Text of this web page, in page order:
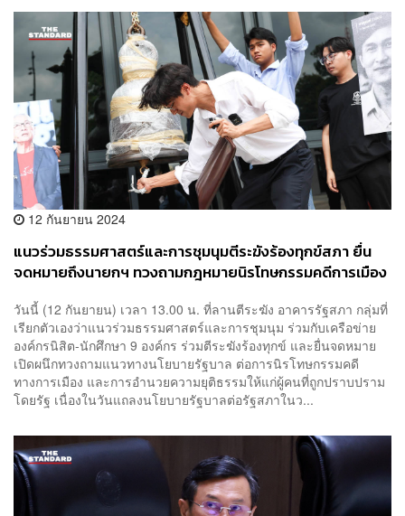
12 กันยายน 2024
แนวร่วมธรรมศาสตร์และการชุมนุมตีระฆังร้องทุกข์สภา ยื่น
จดหมายถึงนายกฯ ทวงถามกฎหมายนิรโทษกรรม​คดีการเมือง​
วันนี้ (12 กันยายน) เวลา 13.00 น. ที่ลานตีระฆัง อาคารรัฐสภา กลุ่มที่
เรียกตัวเองว่าแนวร่วมธรรมศาสตร์และการชุมนุม ร่วมกับเครือข่าย
องค์กรนิสิต-นักศึกษา 9 องค์กร ร่วมตีระฆังร้องทุกข์ และยื่นจดหมาย
เปิดผนึกทวงถามแนวทางนโยบายรัฐบาล ต่อการนิรโทษกรรมคดี
ทางการเมือง และการอำนวยความยุติธรรมให้แก่ผู้คนที่ถูกปราบปราม
โดยรัฐ เนื่องในวันแถลงนโยบายรัฐบาลต่อรัฐสภาในว...